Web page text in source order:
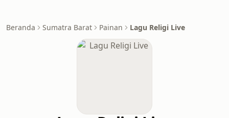
Beranda Sumatra Barat Painan Lagu Religi Live